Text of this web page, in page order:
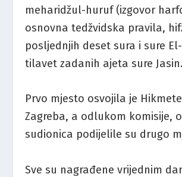
meharidžul-huruf (izgovor
osnovna tedžvidska pravila,
posljednjih deset sura i sure
tilavet zadanih ajeta sure Jasin.
Prvo mjesto osvojila je
Zagreba, a odlukom komisije,
sudionica podijelile su drugo
Sve su nagrađene vrijednim